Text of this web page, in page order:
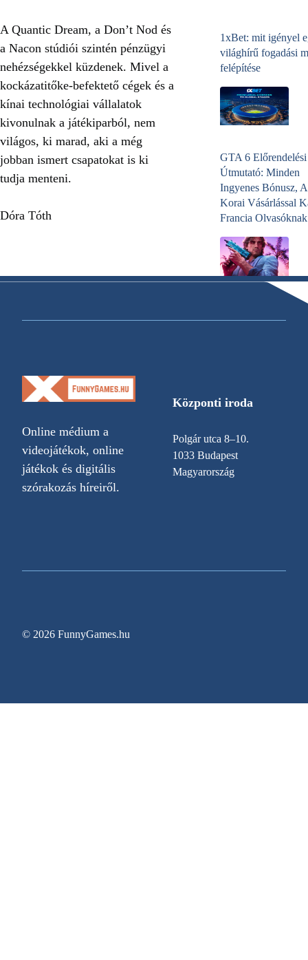
A Quantic Dream, a Don’t Nod és
a Nacon stúdiói szintén pénzügyi
nehézségekkel küzdenek. Mivel a
kockázatitőke-befektető cégek és a
kínai technológiai vállalatok
kivonulnak a játékiparból, nem
világos, ki marad, aki a még
jobban ismert csapatokat is ki
tudja menteni.
Dóra Tóth
1xBet: mit igényel
világhírű fogadási
felépítése
GTA 6 Előrendelési
Útmutató: Minden
Ingyenes Bónusz,
Korai Vásárlással
Francia Olvasóknak
Online médium a
videojátékok, online
játékok és digitális
szórakozás híreiről.
Központi iroda
Polgár utca 8–10.
1033 Budapest
Magyarország
© 2026 FunnyGames.hu
Adatvédelem